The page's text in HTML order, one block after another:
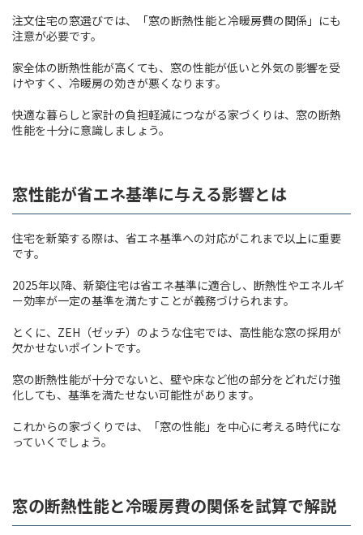
注文住宅の窓選びでは、「窓の断熱性能と冷暖房費の関係」にも
注意が必要です。
家全体の断熱性能が高くても、窓の性能が低いと外気の影響を受
けやすく、冷暖房の効きが悪くなります。
快適な暮らしと家計の負担軽減につながる家づくりは、窓の断熱
性能を十分に意識しましょう。
窓性能が省エネ基準に与える影響とは
住宅を新築する際は、省エネ基準への対応がこれまで以上に重要
です。
2025年以降、新築住宅は省エネ基準に適合し、断熱性やエネルギ
ー効率が一定の基準を満たすことが義務づけられます。
とくに、ZEH（ゼッチ）のような住宅では、高性能な窓の採用が
欠かせないポイントです。
窓の断熱性能が十分でないと、壁や床など他の部分をどれだけ強
化しても、基準を満たせない可能性があります。
これからの家づくりでは、「窓の性能」を中心に考える時代にな
っていくでしょう。
窓の断熱性能と冷暖房費の関係を試算で解説